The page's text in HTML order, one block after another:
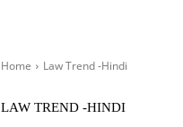
Home Law Trend -Hindi
LAW TREND -HINDI